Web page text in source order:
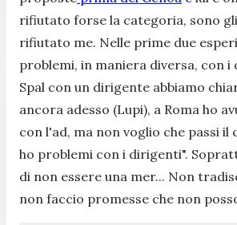
rifiutato forse la categoria, sono
rifiutato me. Nelle prime due
problemi, in maniera diversa, con i
Spal con un dirigente abbiamo
ancora adesso (Lupi), a Roma ho
con l'ad, ma non voglio che passi il
ho problemi con i dirigenti".
di non essere una mer... Non
non faccio promesse che non